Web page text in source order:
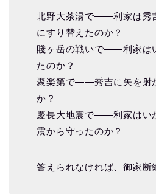
北野大茶湯で――利家は秀
にすり替えたのか？
賤ヶ岳の戦いで――利家は
たのか？
聚楽第で――秀吉に矢を射
か？
慶長大地震で――利家はい
震から守ったのか？
答えられなければ、御家断